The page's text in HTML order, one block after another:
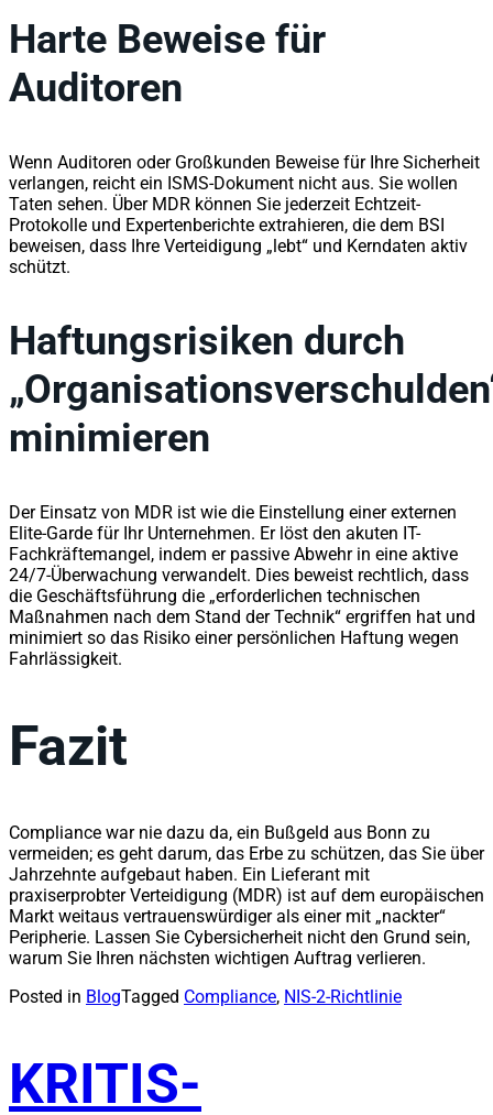
Harte Beweise für
Auditoren
Wenn Auditoren oder Großkunden Beweise für Ihre Sicherheit
verlangen, reicht ein ISMS-Dokument nicht aus. Sie wollen
Taten sehen. Über MDR können Sie jederzeit Echtzeit-
Protokolle und Expertenberichte extrahieren, die dem BSI
beweisen, dass Ihre Verteidigung „lebt“ und Kerndaten aktiv
schützt.
Haftungsrisiken durch
minimieren
Der Einsatz von MDR ist wie die Einstellung einer externen
Elite-Garde für Ihr Unternehmen. Er löst den akuten IT-
Fachkräftemangel, indem er passive Abwehr in eine aktive
24/7-Überwachung verwandelt. Dies beweist rechtlich, dass
die Geschäftsführung die „erforderlichen technischen
Maßnahmen nach dem Stand der Technik“ ergriffen hat und
minimiert so das Risiko einer persönlichen Haftung wegen
Fahrlässigkeit.
Fazit
Compliance war nie dazu da, ein Bußgeld aus Bonn zu
vermeiden; es geht darum, das Erbe zu schützen, das Sie über
Jahrzehnte aufgebaut haben. Ein Lieferant mit
praxiserprobter Verteidigung (MDR) ist auf dem europäischen
Markt weitaus vertrauenswürdiger als einer mit „nackter“
Peripherie. Lassen Sie Cybersicherheit nicht den Grund sein,
warum Sie Ihren nächsten wichtigen Auftrag verlieren.
Posted in BlogTagged Compliance, NIS-2-Richtlinie
KRITIS-